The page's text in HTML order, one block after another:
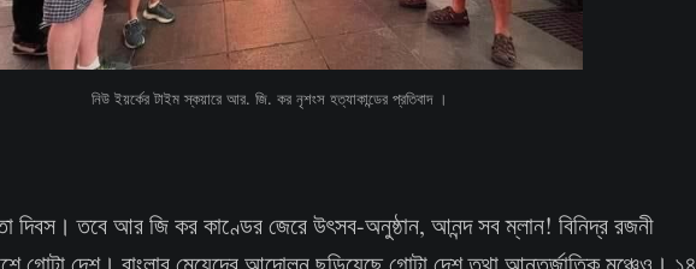
নিউ ইয়র্কের টাইম স্কয়ারে আর. জি. কর নৃশংস হত্যাকান্ডের প্রতিবাদ ।
দিবস। তবে আর জি কর কাণ্ডের জেরে উৎসব-অনুষ্ঠান, আনন্দ সব ম্লান! বিনিদ্র রজনী